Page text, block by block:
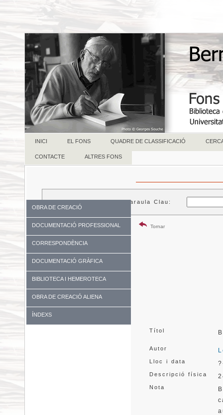
INICI EL FONS QUADRE DE CLASSIFICACIÓ
CONTACTE ALTRES FONS
OBRA DE CREACIÓ
DOCUMENTACIÓ PROFESSIONAL
CORRESPONDÈNCIA
DOCUMENTACIÓ GRÀFICA
BIBLIOTECA I HEMEROTECA
OBRA DE CREACIÓ ALIENA
ÍNDEXS
Paraula Clau:
Tornar
Títol
Autor
Lloc i data
Descripció física
Nota